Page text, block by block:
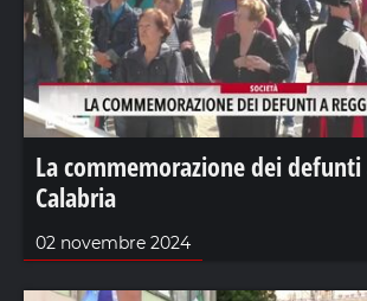
La commemorazione dei defunti
Calabria
02 novembre 2024